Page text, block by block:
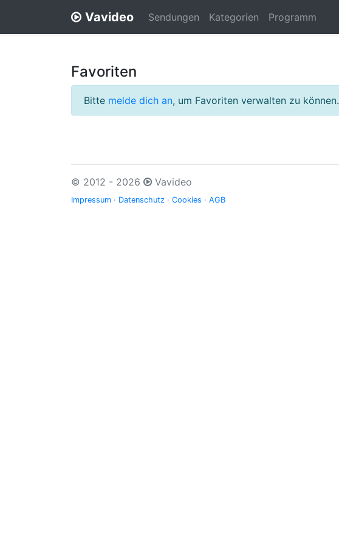
Vavideo Sendungen Kategorien Programm
Favoriten
Bitte melde dich an, um Favoriten verwalten zu können.
© 2012 - 2026 Vavideo
Impressum · Datenschutz · Cookies · AGB